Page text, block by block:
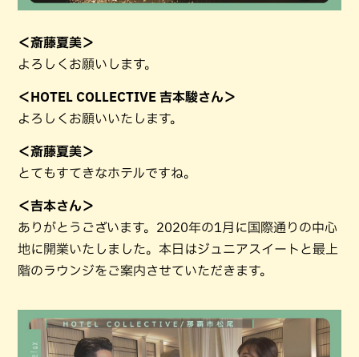
＜斎藤夏美＞
よろしくお願いします。
＜HOTEL COLLECTIVE 吉本駿さん＞
よろしくお願いいたします。
＜斎藤夏美＞
とてもすてきなホテルですね。
＜吉本さん＞
ありがとうございます。2020年の1月に国際通りの中心
地に開業いたしました。本日はジュニアスイートと最上
階のラウンジをご案内させていただきます。